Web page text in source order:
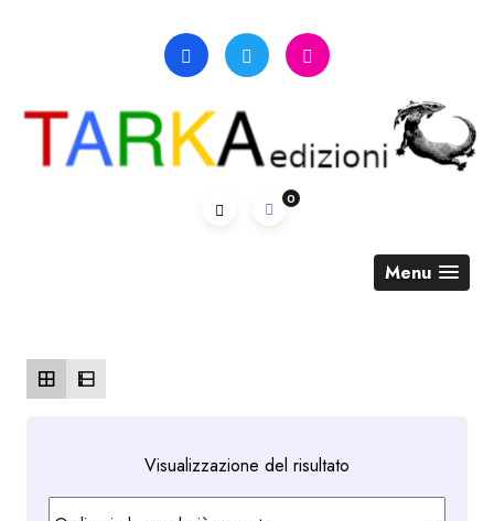
0
Menu
Visualizzazione del risultato